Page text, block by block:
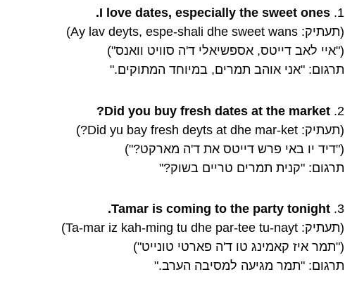
1.
I love dates, especially the sweet ones.
(תעתיק: Ay lav deyts, espe-shali dhe sweet wans)
("איי לאב דייטס, אספשיאלי ד'ה סוויט וואנס")
תרגום: "אני אוהב תמרים, במיוחד המתוקים."
2.
Did you buy fresh dates at the market?
(תעתיק: Did yu bay fresh deyts at dhe mar-ket?)
("דיד יו באי פרש דייטס את ד'ה מארקט?")
תרגום: "קנית תמרים טריים בשוק?"
3.
Tamar is coming to the party tonight.
(תעתיק: Ta-mar iz kah-ming tu dhe par-tee tu-nayt)
("תמר איז קאמינג טו ד'ה פארטי טונייט")
תרגום: "תמר מגיעה למסיבה הערב."